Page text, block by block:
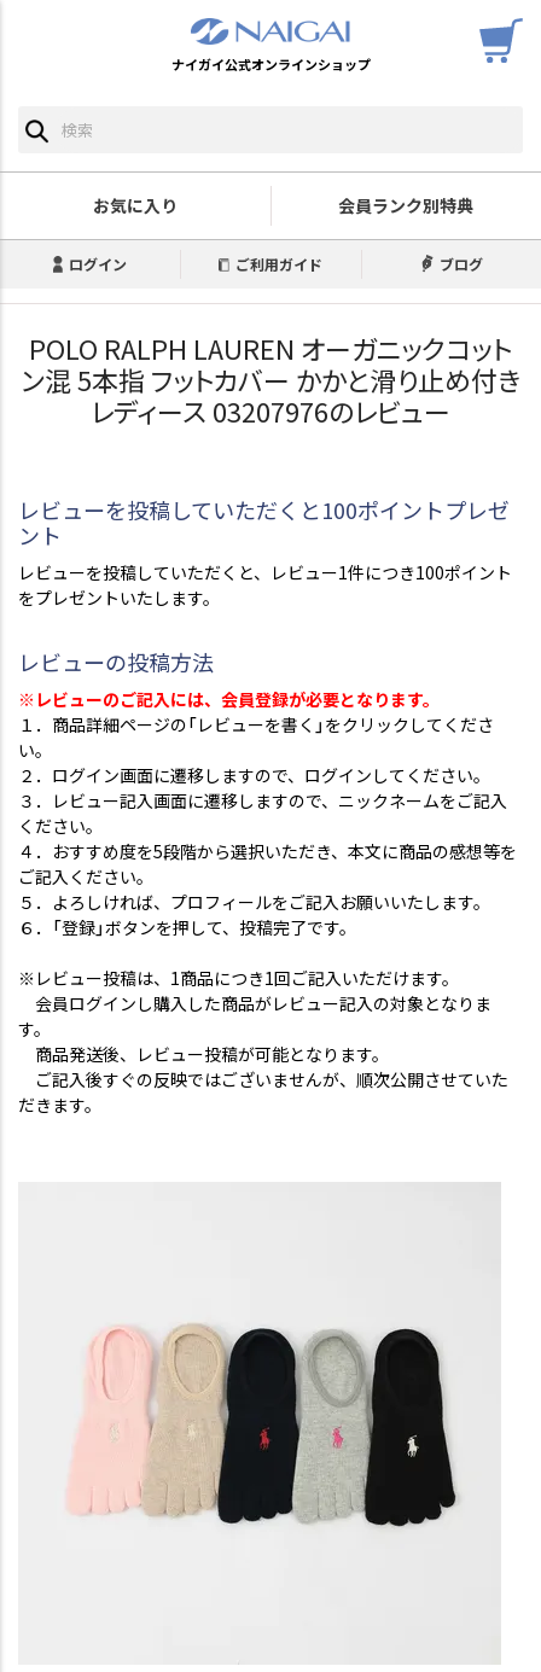
ナイガイ公式オンラインショップ
お気に入り 会員ランク別特典
ログイン ご利用ガイド ブログ
POLO RALPH LAUREN オーガニックコット
ン混 5本指 フットカバー かかと滑り止め付き
レディース 03207976のレビュー
レビューを投稿していただくと100ポイントプレゼ
ント
レビューを投稿していただくと、レビュー1件につき100ポイント
をプレゼントいたします。
レビューの投稿方法
※レビューのご記入には、会員登録が必要となります。
１．商品詳細ページの「レビューを書く」をクリックしてくださ
い。
２．ログイン画面に遷移しますので、ログインしてください。
３．レビュー記入画面に遷移しますので、ニックネームをご記入
ください。
４．おすすめ度を5段階から選択いただき、本文に商品の感想等を
ご記入ください。
５．よろしければ、プロフィールをご記入お願いいたします。
６．「登録」ボタンを押して、投稿完了です。
※レビュー投稿は、1商品につき1回ご記入いただけます。
会員ログインし購入した商品がレビュー記入の対象となりま
す。
商品発送後、レビュー投稿が可能となります。
ご記入後すぐの反映ではございませんが、順次公開させていた
だきます。